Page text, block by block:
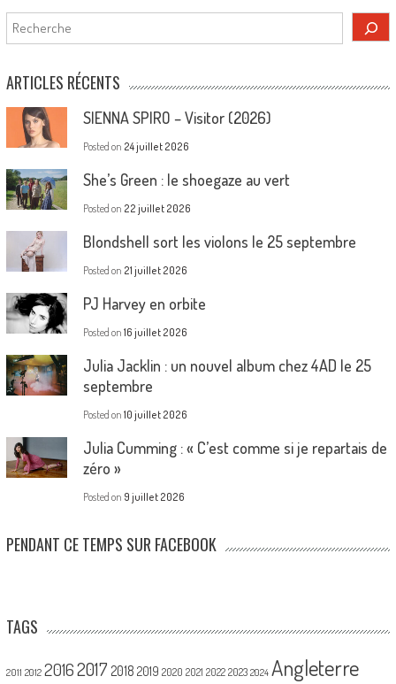
Rechercher
ARTICLES RÉCENTS
SIENNA SPIRO – Visitor (2026)
Posted on 24 juillet 2026
She’s Green : le shoegaze au vert
Posted on 22 juillet 2026
Blondshell sort les violons le 25 septembre
Posted on 21 juillet 2026
PJ Harvey en orbite
Posted on 16 juillet 2026
Julia Jacklin : un nouvel album chez 4AD le 25
septembre
Posted on 10 juillet 2026
Julia Cumming : « C’est comme si je repartais de
zéro »
Posted on 9 juillet 2026
PENDANT CE TEMPS SUR FACEBOOK
TAGS
2011 2012 20162017 2018 2019 2020 2021 2022 2023 2024 Angleterre